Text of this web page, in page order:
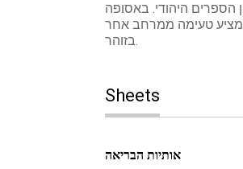
היהודי. באסופה
מציע טעימה ממרחב אחר
בזוהר.
Sheets
אותיות הבריאה